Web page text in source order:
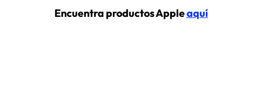
Encuentra productos Appleaquí